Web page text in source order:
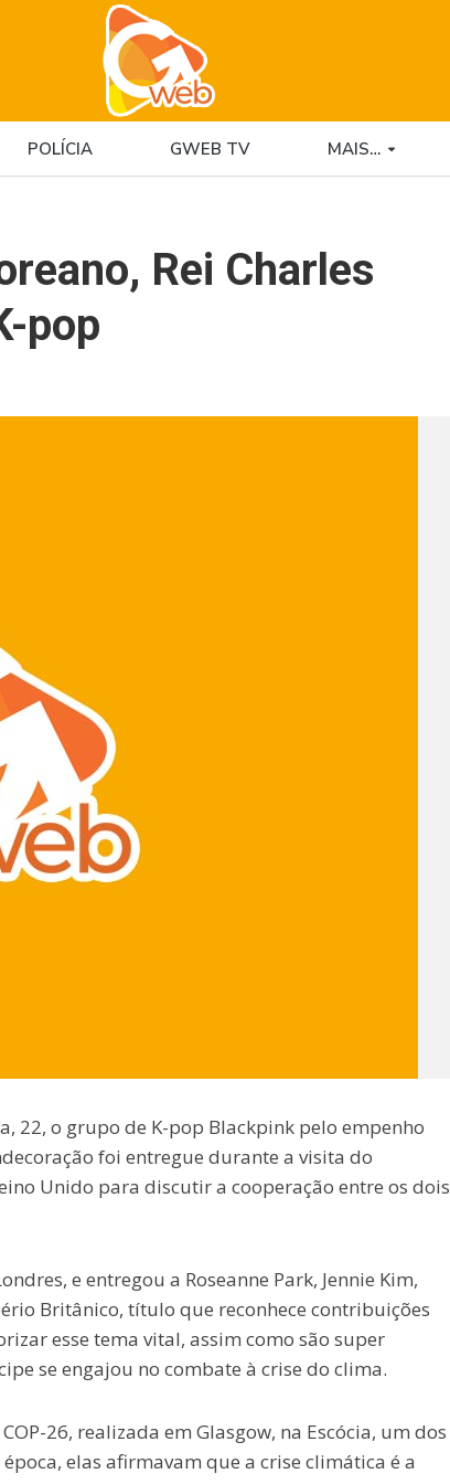
POLÍCIA GWEB TV MAIS…
Rei Charles
pop
22, o grupo de K-pop Blackpink pelo empenho
foi entregue durante a visita do
Unido para discutir a cooperação entre os dois
e entregou a Roseanne Park, Jennie Kim,
Britânico, título que reconhece contribuições
esse tema vital, assim como são super
se engajou no combate à crise do clima.
26, realizada em Glasgow, na Escócia, um dos
elas afirmavam que a crise climática é a